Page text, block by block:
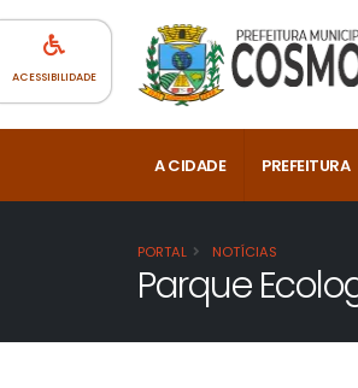
A CIDADE PREFEITURA
PORTAL NOTÍCIAS
Parque
ACESSIBILIDADE